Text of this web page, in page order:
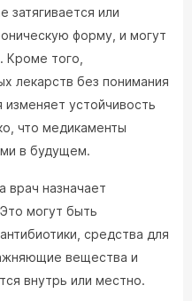
затягивается или
форму, и могут
Кроме того,
лекарств без понимания
изменяет устойчивость
что медикаменты
в будущем.
врач назначает
могут быть
средства для
вещества и
внутрь или местно.